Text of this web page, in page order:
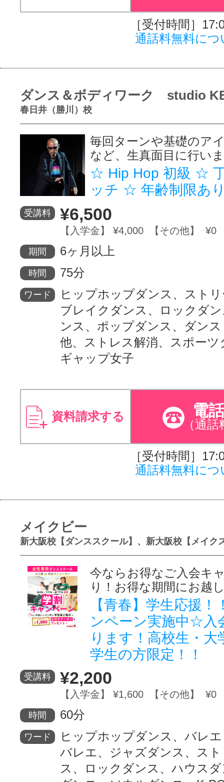
［受付時間］
通話料無料につ
ダンス＆ボディワーク studio
春日井（勝川）校
毎回ターンや基礎のア
など、生真面目に行い
☆ Hip Hop 初級 ☆
ッチ ☆ 年齢制限あ
受講料 ¥6,500
【入学金】 ¥4,000 【その他】 ¥0
期間 6ヶ月以上
時間 75分
ワード
ヒップホップダンス、スト
ブレイクダンス、ロックダ
ンス、ポップダンス、ダン
他、ストレス解消、スポー
ギャップ女子
資料請求する 電
（通話
［受付時間］
通話料無料につ
メイクビー
新大阪校【ダンススクール】、新大阪校【メイク
今ならお得なご入会キ
り！お得な期間にお越
【青春】学生応援
ンペーン実施中☆入
ります！高校生・大
学生の方限定！！
受講料 ¥2,200
【入学金】 ¥1,600 【その他】 ¥0
時間 60分
ワード
ヒップホップダンス、バレ
バレエ、ジャズダンス、ス
ス、ロックダンス、ハウス